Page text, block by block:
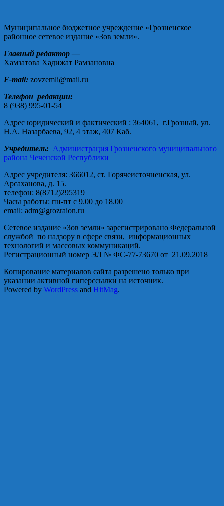
Муниципальное бюджетное учреждение «Грозненское
районное сетевое издание «Зов земли».
Главный редактор —
Хамзатова Хадижат Рамзановна
E-mail: zovzemli@mail.ru
Телефон редакции:
8 (938) 995-01-54
Адрес юридический и фактический : 364061, г.Грозный, ул.
Н.А. Назарбаева, 92, 4 этаж, 407 Каб.
Учредитель: Администрация Грозненского муниципального
района Чеченской Республики
Адрес учредителя: 366012, ст. Горячеисточненская, ул.
Арсаханова, д. 15.
телефон: 8(8712)295319
Часы работы: пн-пт с 9.00 до 18.00
email: adm@grozraion.ru
Сетевое издание «Зов земли» зарегистрировано Федеральной
службой по надзору в сфере связи, информационных
технологий и массовых коммуникаций.
Регистрационный номер ЭЛ № ФС-77-73670 от 21.09.2018
Копирование материалов сайта разрешено только при
указании активной гиперссылки на источник.
Powered by WordPress and HitMag.